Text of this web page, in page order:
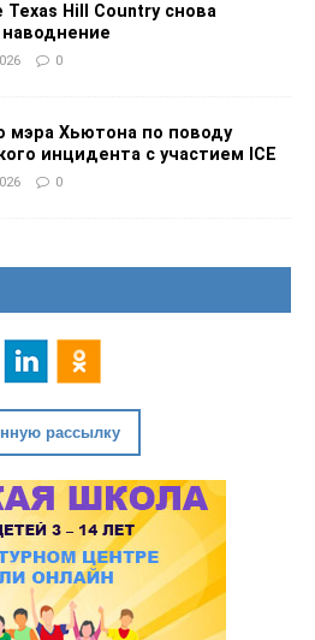
Texas Hill Country снова
0
мэра Хьютона по поводу
инцидента с участием ICE
0
рассылку